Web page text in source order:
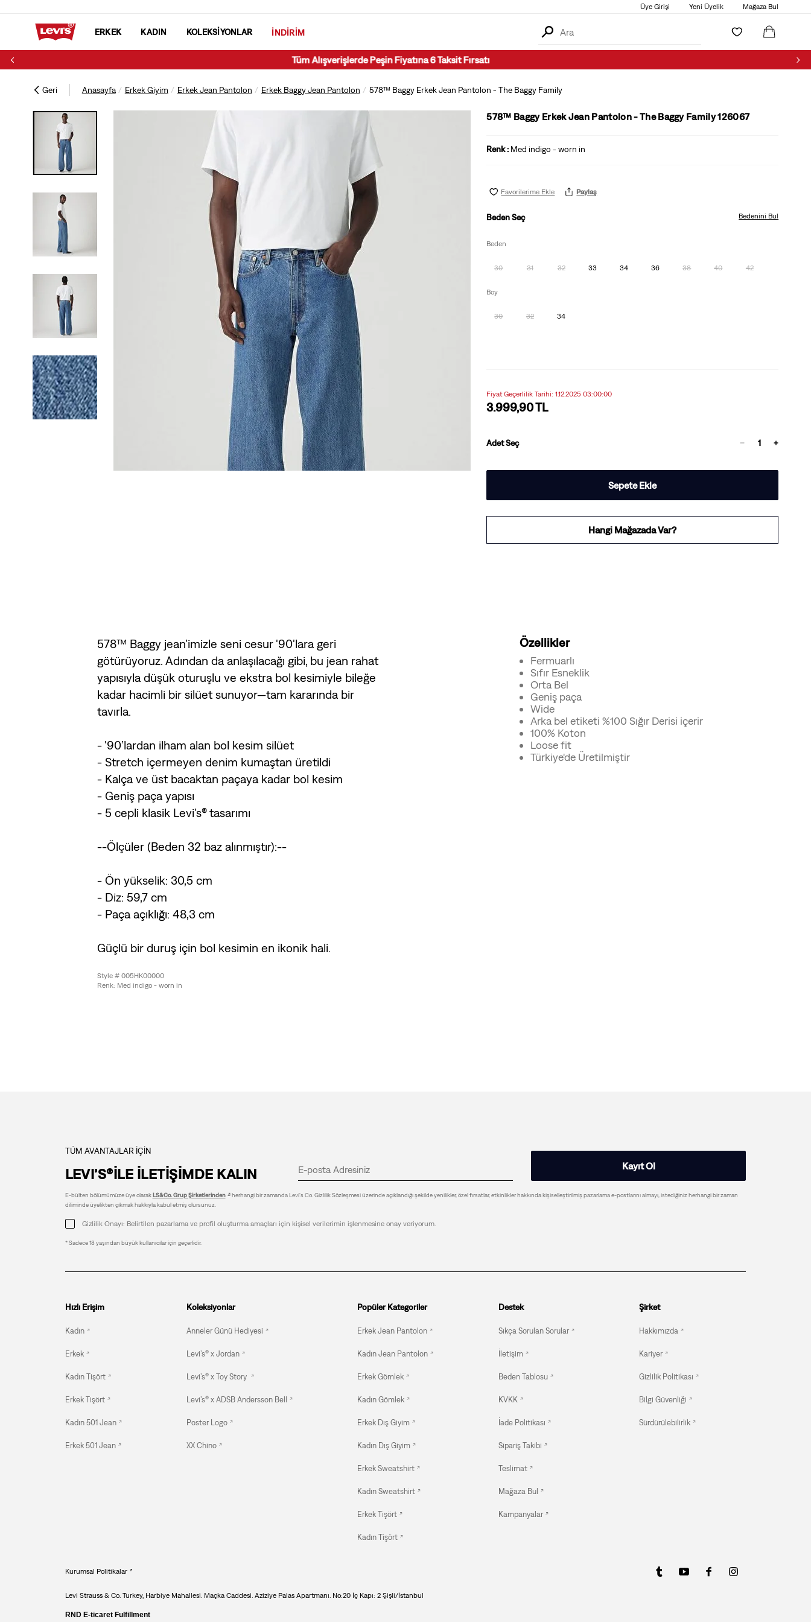
Üye Girişi Yeni Üyelik Mağaza Bul
ERKEK KADIN KOLEKSİYONLAR İNDIRIM
Öğrenci İndirimi şart ve koşullarını öğrenmek için tıklayın.
Geri Anasayfa Erkek Giyim Erkek Jean Pantolon Erkek Baggy Jean Pantolon 578™ Baggy Erkek Jean Pantolon - The Baggy Family
578™ Baggy Erkek Jean Pantolon - The Baggy Family 126067
Renk : Med indigo - worn in
Favorilerime Ekle Paylaş
Beden Seç Bedenini Bul
Beden
30 31 32 33 34 36 38 40 42
Boy
30 32 34
Fiyat Geçerlilik Tarihi: 1.12.2025 03:00:00
3.999,90 TL
Adet Seç
Sepete Ekle
Hangi Mağazada Var?
578™ Baggy jean’imizle seni cesur '90'lara geri
götürüyoruz. Adından da anlaşılacağı gibi, bu jean rahat
yapısıyla düşük oturuşlu ve ekstra bol kesimiyle bileğe
kadar hacimli bir silüet sunuyor—tam kararında bir
tavırla.
- '90’lardan ilham alan bol kesim silüet
- Stretch içermeyen denim kumaştan üretildi
- Kalça ve üst bacaktan paçaya kadar bol kesim
- Geniş paça yapısı
- 5 cepli klasik Levi’s® tasarımı
--Ölçüler (Beden 32 baz alınmıştır):--
- Ön yükselik: 30,5 cm
- Diz: 59,7 cm
- Paça açıklığı: 48,3 cm
Güçlü bir duruş için bol kesimin en ikonik hali.
Style # 005HK00000
Renk: Med indigo - worn in
Özellikler
Fermuarlı
Sıfır Esneklik
Orta Bel
Geniş paça
Wide
Arka bel etiketi %100 Sığır Derisi içerir
100% Koton
Loose fit
Türkiye'de Üretilmiştir
Beden: Seçiniz
TÜM AVANTAJLAR İÇİN
LEVI’S®İLE İLETİŞİMDE KALIN Kayıt Ol
E-bülten bölümümüze üye olarakLS&Co. Grup Şirketlerinden
herhangi bir zamanda Levi's Co. Gizlilik Sözleşmesi üzerinde açıklandığı şekilde yenilikler, özel fırsatlar, etkinlikler hakkında kişiselleştirilmiş pazarlama e-postlarını almayı, istediğiniz herhangi bir zaman
diliminde üyelikten çıkmak hakkıyla kabul etmiş olursunuz.
Gizlilik Onayı: Belirtilen pazarlama ve profil oluşturma amaçları için kişisel verilerimin işlenmesine onay veriyorum.
* Sadece 18 yaşından büyük kullanıcılar için geçerlidir.
Hızlı Erişim
Kadın
Erkek
Kadın Tişört
Erkek Tişört
Kadın 501 Jean
Erkek 501 Jean
Koleksiyonlar
Anneler Günü Hediyesi
Levi’s® x Jordan
Levi’s® x Toy Story
Levi’s® x ADSB Andersson Bell
Poster Logo
XX Chino
Popüler Kategoriler
Erkek Jean Pantolon
Kadın Jean Pantolon
Erkek Gömlek
Kadın Gömlek
Erkek Dış Giyim
Kadın Dış Giyim
Erkek Sweatshirt
Kadın Sweatshirt
Erkek Tişört
Kadın Tişört
Destek
Sıkça Sorulan Sorular
İletişim
Beden Tablosu
KVKK
İade Politikası
Sipariş Takibi
Teslimat
Mağaza Bul
Kampanyalar
Şirket
Hakkımızda
Kariyer
Gizlilik Politikası
Bilgi Güvenliği
Sürdürülebilirlik
Kurumsal Politikalar
Levi Strauss & Co. Turkey, Harbiye Mahallesi. Maçka Caddesi. Aziziye Palas Apartmanı. No:20 İç Kapı: 2 Şişli/İstanbul
RND E-ticaret Fulfillment